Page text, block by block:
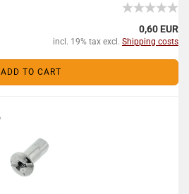
0,60 EUR
incl. 19% tax excl. Shipping costs
ADD TO CART